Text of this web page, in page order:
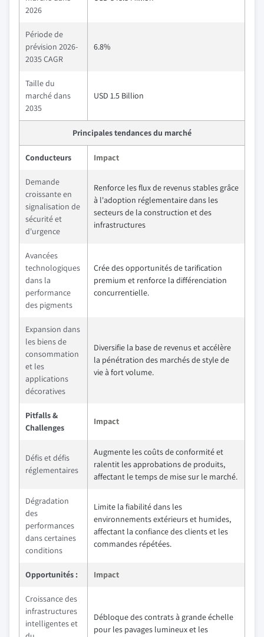
2026
Période de
prévision 2026-
2035 CAGR
6.8%
Taille du
marché dans
2035
USD 1.5 Billion
Principales tendances du marché
Conducteurs Impact
Demande
croissante en
signalisation de
sécurité et
d'urgence
Renforce les flux de revenus stables grâce
à l'adoption réglementaire dans les
secteurs de la construction et des
infrastructures
Avancées
technologiques
dans la
performance
des pigments
Crée des opportunités de tarification
premium et renforce la différenciation
concurrentielle.
Expansion dans
les biens de
consommation
et les
applications
décoratives
Diversifie la base de revenus et accélère
la pénétration des marchés de style de
vie à fort volume.
Pitfalls &
Challenges
Impact
Défis et défis
réglementaires
Augmente les coûts de conformité et
ralentit les approbations de produits,
affectant le temps de mise sur le marché.
Dégradation
des
performances
dans certaines
conditions
Limite la fiabilité dans les
environnements extérieurs et humides,
affectant la confiance des clients et les
commandes répétées.
Opportunités : Impact
Croissance des
infrastructures
intelligentes et
Débloque des contrats à grande échelle
pour les pavages lumineux et les